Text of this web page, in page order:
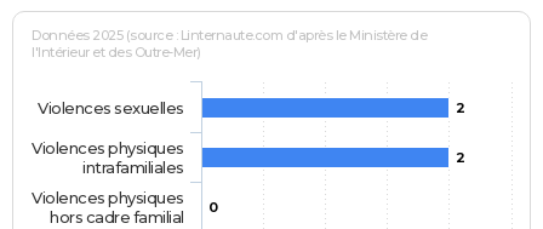
Données 2025 (source : Linternaute.com d'après le Ministère de
l'Intérieur et des Outre-Mer)
2
2
0
Violences sexuelles
Violences physiques
intrafamiliales
Violences physiques
hors cadre familial